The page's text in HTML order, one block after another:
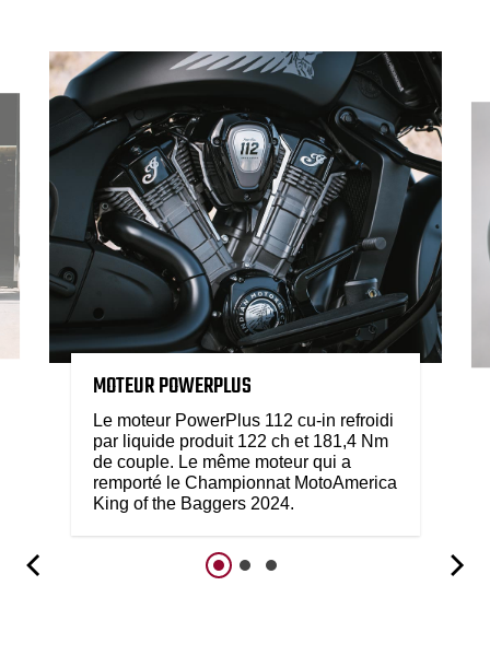
MOTEUR POWERPLUS
Le moteur PowerPlus 112 cu-in refroidi
par liquide produit 122 ch et 181,4 Nm
de couple. Le même moteur qui a
remporté le Championnat MotoAmerica
King of the Baggers 2024.